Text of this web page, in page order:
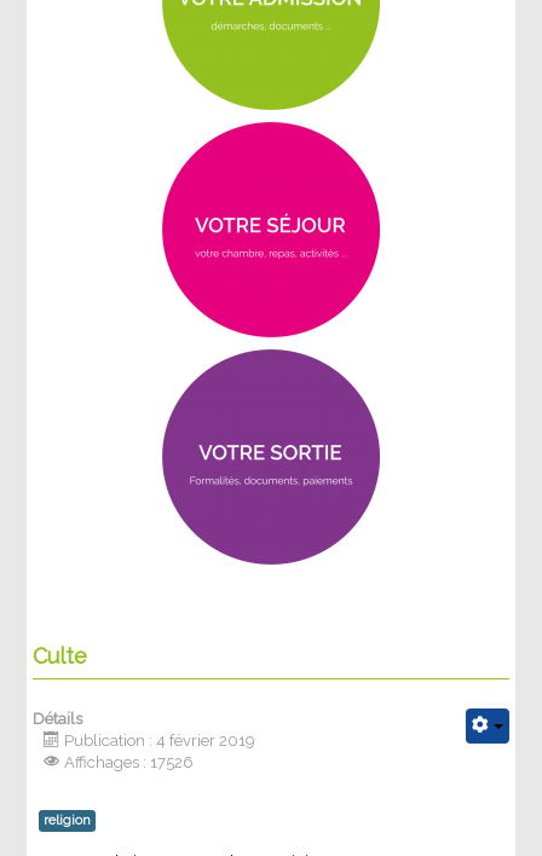
Culte
Détails
Publication : 4 février 2019
Affichages : 17526
religion